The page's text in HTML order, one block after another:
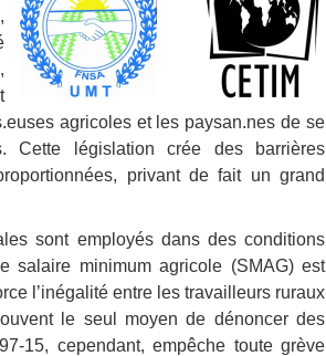
agricoles et les paysan.nes de se
Cette législation crée des barrières
privant de fait un grand
sont employés dans des conditions
salaire minimum agricole (SMAG) est
l’inégalité entre les travailleurs ruraux
le seul moyen de dénoncer des
15, cependant, empêche toute grève